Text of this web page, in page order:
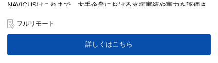
NAVICUSはこれまで、大手企業における支援実績や実力を評価さ
拡大してきました。現在、日本No.1のSNSマーケティングカンパ
ニーを目指し、ブランディングやマーケティング強化中です。新
たな顧客アプローチやPR TIMES社との協働を通じ、事業拡大を図
る、営業企画＆セールス責任者 候補を募集しています。
フルリモート
詳しくはこちら